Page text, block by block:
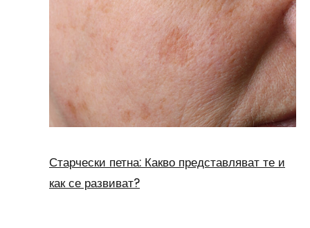
Старчески петна: Какво представляват те и
как се развиват?